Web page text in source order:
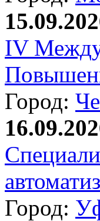
IV
Город:
Город: